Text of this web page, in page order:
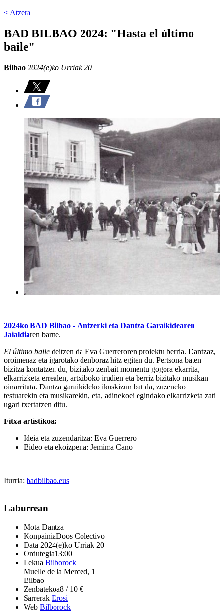
< Atzera
BAD BILBAO 2024: "Hasta el último
baile"
Bilbao 2024(e)ko Urriak 20
2024ko BAD Bilbao - Antzerki eta Dantza Garaikidearen
Jaialdiaren barne.
El último baile deitzen da Eva Guerreroren proiektu berria. Dantzaz,
oroimenaz eta igarotako denboraz hitz egiten du. Pertsona baten
bizitza kontatzen du, bizitako zenbait momentu gogora ekarrita,
elkarrizketa errealen, artxiboko irudien eta berriz bizitako musikan
oinarrituta. Dantza garaikideko ikuskizun bat da, zuzeneko
testuarekin eta musikarekin, eta, adinekoei egindako elkarrizketa zati
ugari txertatzen ditu.
Fitxa artistikoa:
Ideia eta zuzendaritza: Eva Guerrero
Bideo eta ekoizpena: Jemima Cano
Iturria: badbilbao.eus
Laburrean
Mota Dantza
KonpainiaDoos Colectivo
Data 2024(e)ko Urriak 20
Ordutegia13:00
Lekua Bilborock
Muelle de la Merced, 1
Bilbao
Zenbatekoa8 / 10 €
Sarrerak Erosi
Web Bilborock